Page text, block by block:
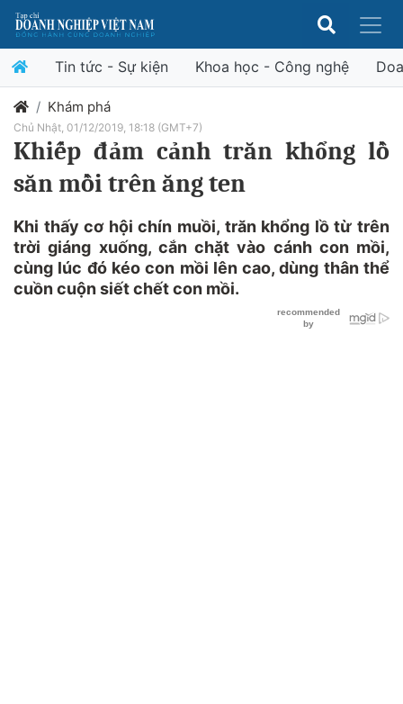
Tin tức - Sự kiện Khoa học - Công nghệ
Khám phá
Chủ Nhật, 01/12/2019, 18:18 (GMT+7)
Khiếp đảm cảnh trăn khổng lồ
săn mồi trên ăng ten
Khi thấy cơ hội chín muồi, trăn khổng lồ từ trên
trời giáng xuống, cắn chặt vào cánh con mồi,
cùng lúc đó kéo con mồi lên cao, dùng thân thể
cuồn cuộn siết chết con mồi.